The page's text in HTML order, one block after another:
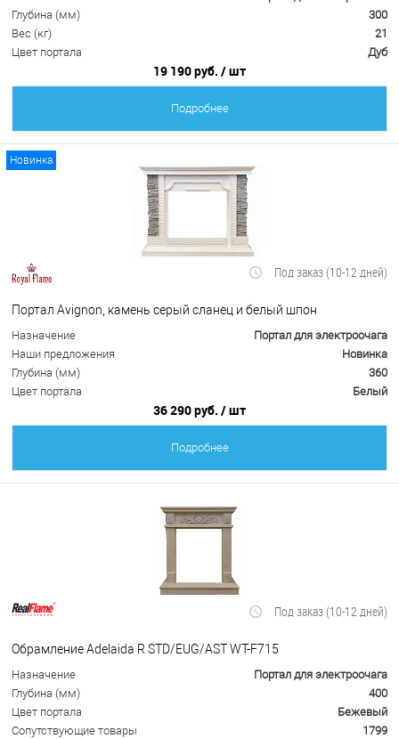
Глубина (мм)
300
Вес (кг)
21
Цвет портала
Дуб
19 190 руб. / шт
Подробнее
Новинка
Под заказ (10-12 дней)
Портал Avignon, камень серый сланец и белый шпон
Назначение
Портал для электроочага
Наши предложения
Новинка
Глубина (мм)
360
Цвет портала
Белый
36 290 руб. / шт
Подробнее
Под заказ (10-12 дней)
Обрамление Adelaida R STD/EUG/AST WT-F715
Назначение
Портал для электроочага
Глубина (мм)
400
Цвет портала
Бежевый
Сопутствующие товары
1799